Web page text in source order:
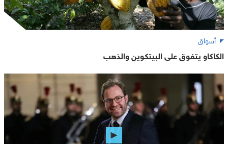
أسواق
الكاكاو يتفوق على البيتكوين والذهب